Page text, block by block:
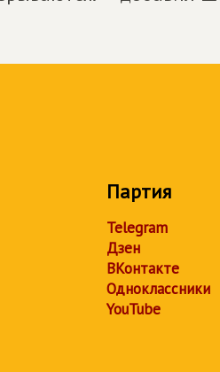
Партия
Telegram
Дзен
ВКонтакте
Одноклассники
YouTube